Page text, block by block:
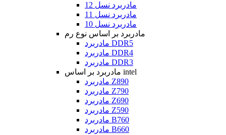
مادربرد نسل 12
مادربرد نسل 11
مادربرد نسل 10
مادربرد بر اساس نوع رم
مادربرد DDR5
مادربرد DDR4
مادربرد DDR3
مادربرد بر اساس intel
مادربرد Z890
مادربرد Z790
مادربرد Z690
مادربرد Z590
مادربرد B760
مادربرد B660